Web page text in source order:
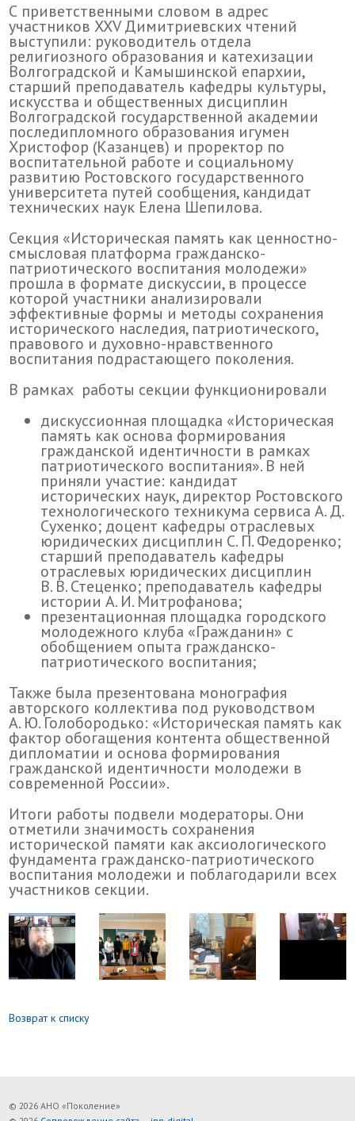
С приветственными словом в адрес
участников XXV Димитриевских чтений
выступили: руководитель отдела
религиозного образования и катехизации
Волгоградской и Камышинской епархии,
старший преподаватель кафедры культуры,
искусства и общественных дисциплин
Волгоградской государственной академии
последипломного образования игумен
Христофор (Казанцев) и проректор по
воспитательной работе и социальному
развитию Ростовского государственного
университета путей сообщения, кандидат
технических наук Елена Шепилова.
Секция «Историческая память как ценностно-
смысловая платформа гражданско-
патриотического воспитания молодежи»
прошла в формате дискуссии, в процессе
которой участники анализировали
эффективные формы и методы сохранения
исторического наследия, патриотического,
правового и духовно-нравственного
воспитания подрастающего поколения.
В рамках работы секции функционировали
дискуссионная площадка «Историческая
память как основа формирования
гражданской идентичности в рамках
патриотического воспитания». В ней
приняли участие: кандидат
исторических наук, директор Ростовского
технологического техникума сервиса А. Д.
Сухенко; доцент кафедры отраслевых
юридических дисциплин С. П. Федоренко;
старший преподаватель кафедры
отраслевых юридических дисциплин
В. В. Стеценко; преподаватель кафедры
истории А. И. Митрофанова;
презентационная площадка городского
молодежного клуба «Гражданин» с
обобщением опыта гражданско-
патриотического воспитания;
Также была презентована монография
авторского коллектива под руководством
А. Ю. Голобородько: «Историческая память как
фактор обогащения контента общественной
дипломатии и основа формирования
гражданской идентичности молодежи в
современной России».
Итоги работы подвели модераторы. Они
отметили значимость сохранения
исторической памяти как аксиологического
фундамента гражданско-патриотического
воспитания молодежи и поблагодарили всех
участников секции.
Возврат к списку
© 2026 АНО «Поколение»